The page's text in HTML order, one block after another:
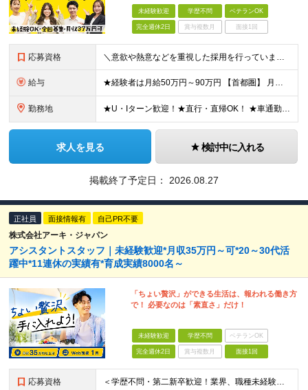
未経験歓迎 学歴不問 ベテランOK
完全週休2日 賞与複数月 面接1回
応募資格 ＼意欲や熱意などを重視した採用を行っています／ ●未経験・第二新卒歓迎 ●学歴・年齢・転職回数は一切不問です！ ※新卒の方もご応募可能 （待遇・募集要項等は別途ご案内いたします） ※入社時期は柔軟に対
給与 ★経験者は月給50万円～90万円 【首都圏】 月給30万1230円〜 ⇒基本22万7000円+地域6万4230円+皆勤1万円 【群馬/栃木/茨城】 月給28万1090円〜 ⇒基本23万4000円+
勤務地 ★U・Iターン歓迎！★直行・直帰OK！ ★車通勤可能のエリアもあり！★出張なしの働き方も可能 全国47都道府県の各プロジェクト（転勤なし！勤務地に対する希望も実現可能！） 「自宅から1時間以内で通え
求人を見る 検討中に入れる
掲載終了予定日： 2026.08.27
正社員 面接情報有 自己PR不要
株式会社アーキ・ジャパン
アシスタントスタッフ｜未経験歓迎*月収35万円～可*20～30代活
躍中*11連休の実績有*育成実績8000名～
「ちょい贅沢」ができる生活は、報われる働き方
で！ 必要なのは「素直さ」だけ！
未経験歓迎 学歴不問 ベテランOK
完全週休2日 賞与複数月 面接1回
応募資格 ＜学歴不問・第二新卒歓迎！業界、職種未経験歓迎！20代～30代活躍中＞ ★35歳以下の方（若年層の長期キャリア形成を図るため） ★フリーター・正社員未経験・社会人未経験OK ★転職回数が多い方もぜひ